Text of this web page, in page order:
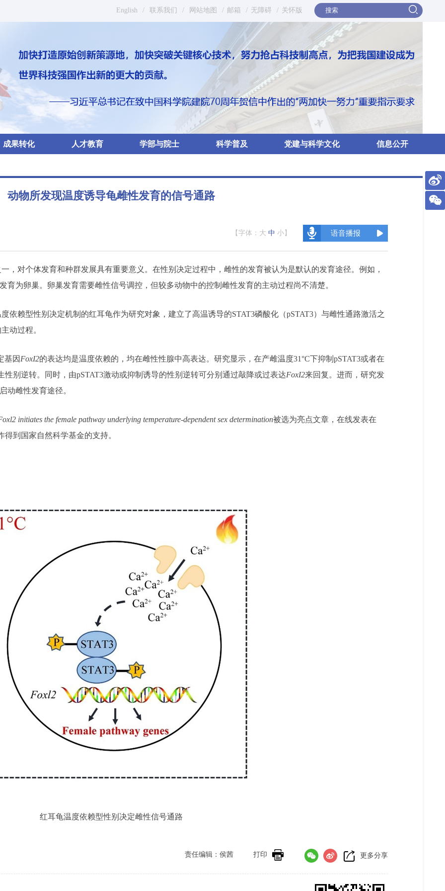
English / 联系我们 / 网站地图 / 邮箱 / 无障碍 / 关怀版
成果转化 人才教育 学部与院士 科学普及 党建与科学文化 信息公开
动物所发现温度诱导龟雌性发育的信号通路
【字体： 大 中 小 】 语音播报
，对个体发育和种群发展具有重要意义。在性别决定过程中，雌性的发育被认为是默认的发育途径。例如，
育为卵巢。卵巢发育需要雌性信号调控，但较多动物中的控制雌性发育的主动过程尚不清楚。
依赖型性别决定机制的红耳龟作为研究对象，建立了高温诱导的STAT3磷酸化（pSTAT3）与雌性通路激活之
动过程。
基因 FoxI2的表达均是温度依赖的，均在雌性性腺中高表达。研究显示，在产雌温度31°C下抑制pSTAT3或者在
性别逆转。同时，由pSTAT3激动或抑制诱导的性别逆转可分别通过敲降或过表达FoxI2来回复。进而，研究发
动雌性发育途径。
initiates the female pathway underlying temperature-dependent sex determination被选为亮点文章，在线发表在
得到国家自然科学基金的支持。
红耳龟温度依赖型性别决定雌性信号通路
更多分享
打印
责任编辑：侯茜